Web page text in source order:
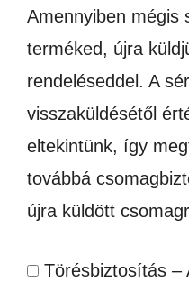
Amennyiben mégis
terméked, újra
rendeléseddel. A
visszaküldésétől
eltekintünk, így
továbbá
újra küldött
Törésbiztosítás –